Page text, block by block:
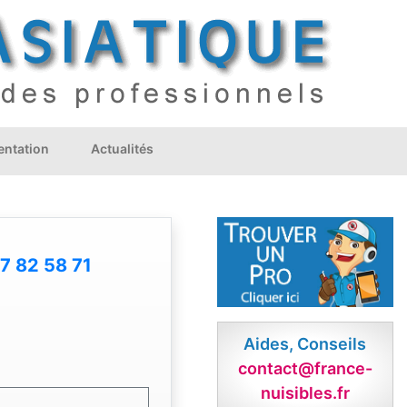
Actualités
82 58 71
Aides, Conseils
contact@france-
nuisibles.fr